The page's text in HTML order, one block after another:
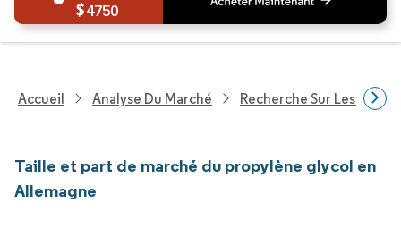
4750
Accueil Analyse Du Marché Recherche Sur Les
Taille et part de marché du propylène glycol en
Allemagne